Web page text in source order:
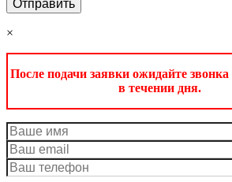
×
После подачи заявки ожидайте
в течении дня.